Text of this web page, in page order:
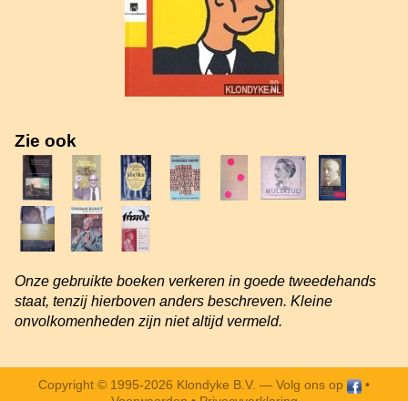
Zie ook
Onze gebruikte boeken verkeren in goede tweedehands
staat, tenzij hierboven anders beschreven. Kleine
onvolkomenheden zijn niet altijd vermeld.
Copyright © 1995-2026 Klondyke B.V. — Volg ons op
•